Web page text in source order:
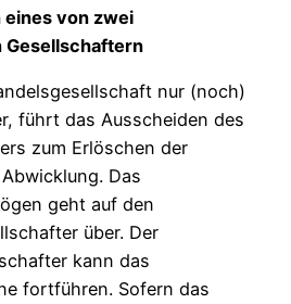
von zwei
Gesellschaftern
nur (noch)
führt das Ausscheiden des
zum Erlöschen der
Das
geht auf den
über. Der
kann das
fortführen. Sofern das